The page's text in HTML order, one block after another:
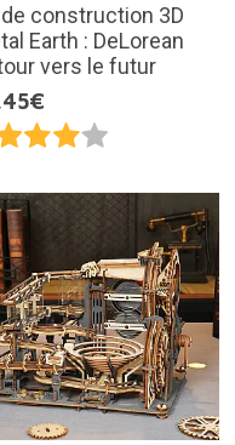
construction 3D
Earth : DeLorean
vers le futur